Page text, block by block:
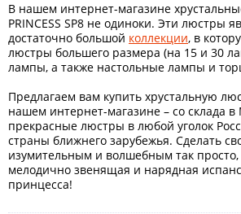
В нашем интернет-магазине
PRINCESS SP8 не одиноки. Эти люстры
достаточно большой коллекции, в
люстры большего размера (на 15 и 30
лампы, а также настольные лампы и
Предлагаем вам купить хрустальную
нашем интернет-магазине – со склада
прекрасные люстры в любой уголок
страны ближнего зарубежья. Сделать
изумительным и волшебным так просто,
мелодично звенящая и нарядная
принцесса!